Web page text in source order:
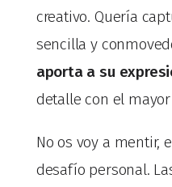
creativo. Quería
sencilla y
aporta a su
detalle con el
No os voy a mentir,
desafío personal.